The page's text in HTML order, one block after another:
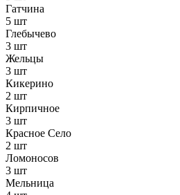
Гатчина
5 шт
Глебычево
3 шт
Жельцы
3 шт
Кикерино
2 шт
Кирпичное
3 шт
Красное Село
2 шт
Ломоносов
3 шт
Мельница